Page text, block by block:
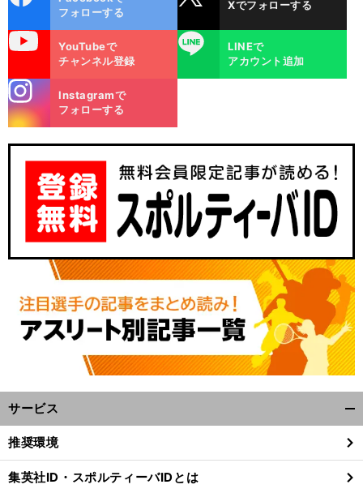
ok
フォローする
Xでフォローする
YouTubeで
チャンネル登録
LINE
LINEで
アカウント追加
m
Instagramで
フォローする
サービス
閉
る
推奨環境
集英社ID・スポルティーバIDとは